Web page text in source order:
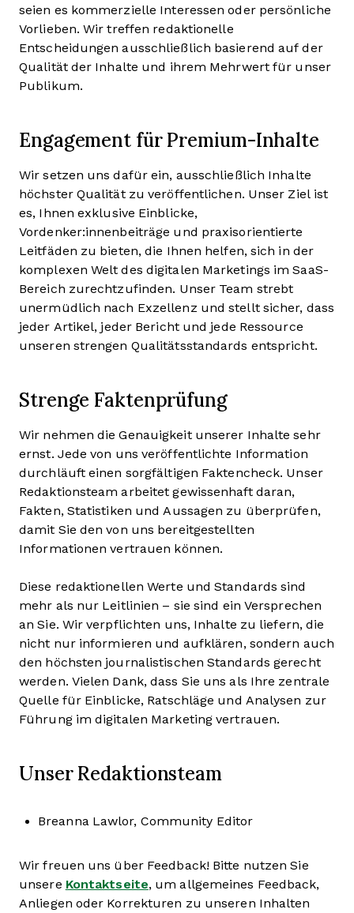
seien es kommerzielle Interessen oder persönliche
Vorlieben. Wir treffen redaktionelle
Entscheidungen ausschließlich basierend auf der
Qualität der Inhalte und ihrem Mehrwert für unser
Publikum.
Engagement für Premium-Inhalte
Wir setzen uns dafür ein, ausschließlich Inhalte
höchster Qualität zu veröffentlichen. Unser Ziel ist
es, Ihnen exklusive Einblicke,
Vordenker:innenbeiträge und praxisorientierte
Leitfäden zu bieten, die Ihnen helfen, sich in der
komplexen Welt des digitalen Marketings im SaaS-
Bereich zurechtzufinden. Unser Team strebt
unermüdlich nach Exzellenz und stellt sicher, dass
jeder Artikel, jeder Bericht und jede Ressource
unseren strengen Qualitätsstandards entspricht.
Strenge Faktenprüfung
Wir nehmen die Genauigkeit unserer Inhalte sehr
ernst. Jede von uns veröffentlichte Information
durchläuft einen sorgfältigen Faktencheck. Unser
Redaktionsteam arbeitet gewissenhaft daran,
Fakten, Statistiken und Aussagen zu überprüfen,
damit Sie den von uns bereitgestellten
Informationen vertrauen können.
Diese redaktionellen Werte und Standards sind
mehr als nur Leitlinien – sie sind ein Versprechen
an Sie. Wir verpflichten uns, Inhalte zu liefern, die
nicht nur informieren und aufklären, sondern auch
den höchsten journalistischen Standards gerecht
werden. Vielen Dank, dass Sie uns als Ihre zentrale
Quelle für Einblicke, Ratschläge und Analysen zur
Führung im digitalen Marketing vertrauen.
Unser Redaktionsteam
Breanna Lawlor, Community Editor
Wir freuen uns über Feedback! Bitte nutzen Sie
unsere Kontaktseite, um allgemeines Feedback,
Anliegen oder Korrekturen zu unseren Inhalten